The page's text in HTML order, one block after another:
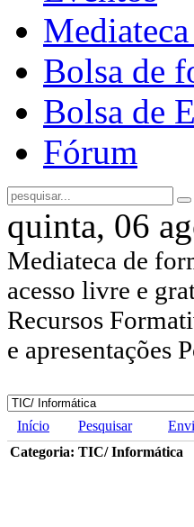
Bolsa de
Bolsa de
Fórum
quinta, 06
Mediateca de
acesso livre e
Recursos
e apresentações
Início Pesquisar
Categoria: TIC/ Informática